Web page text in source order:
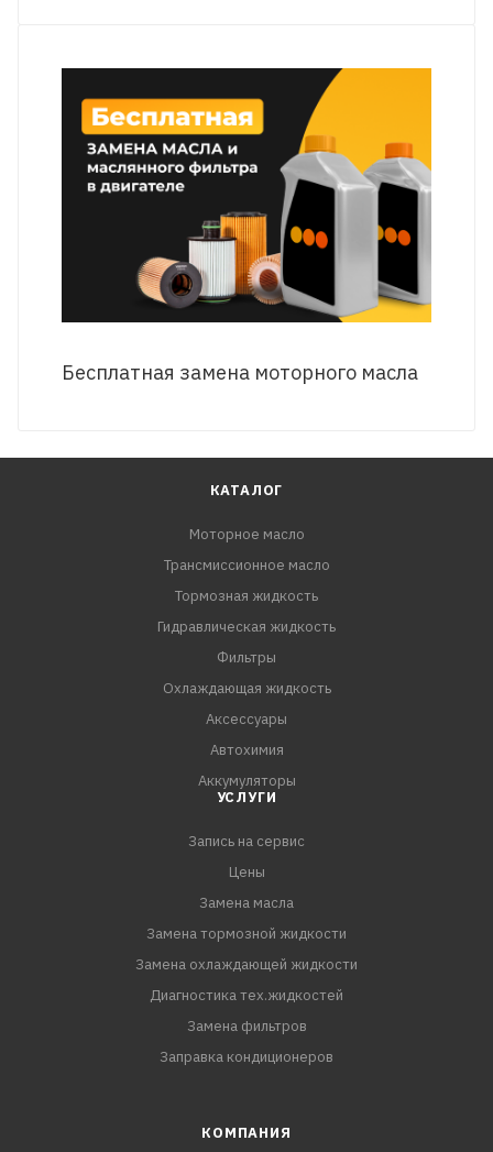
Бесплатная замена моторного масла
КАТАЛОГ
Моторное масло
Трансмиссионное масло
Тормозная жидкость
Гидравлическая жидкость
Фильтры
Охлаждающая жидкость
Аксессуары
Автохимия
Аккумуляторы
УСЛУГИ
Запись на сервис
Цены
Замена масла
Замена тормозной жидкости
Замена охлаждающей жидкости
Диагностика тех.жидкостей
Замена фильтров
Заправка кондиционеров
КОМПАНИЯ